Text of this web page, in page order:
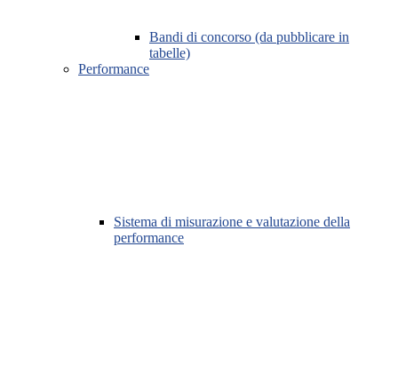
Bandi di concorso (da pubblicare in
tabelle)
Performance
Sistema di misurazione e valutazione della
performance